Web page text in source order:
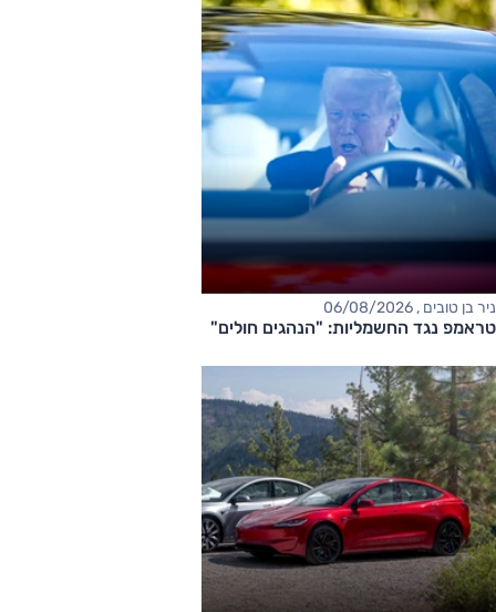
ניר בן טובים , 06/08/2026
טראמפ נגד החשמליות: "הנהגים חולים"